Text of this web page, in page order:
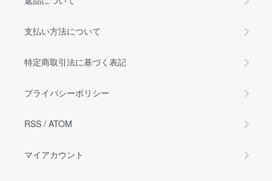
支払い方法について
特定商取引法に基づく表記
プライバシーポリシー
RSS / ATOM
マイアカウント